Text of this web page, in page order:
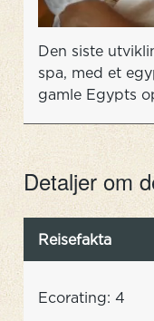
Den siste
spa, med et
gamle Egypts
Detaljer om
Reisefakta
Ecorating: 4